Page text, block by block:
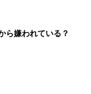
ら嫌われている？